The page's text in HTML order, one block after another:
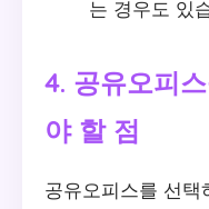
는 경우도 있
4. 공유오피
야 할 점
공유오피스를 선